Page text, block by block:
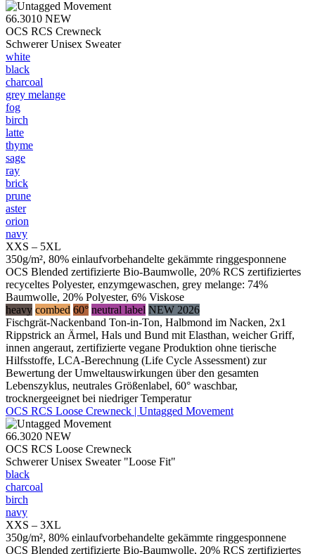
66.3010 NEW
OCS RCS Crewneck
Schwerer Unisex Sweater
white
black
charcoal
grey melange
fog
birch
latte
thyme
sage
ray
brick
prune
aster
orion
navy
XXS – 5XL
350g/m², 80% einlaufvorbehandelte gekämmte ringgesponnene
OCS Blended zertifizierte Bio-Baumwolle, 20% RCS zertifiziertes
recyceltes Polyester, enzymgewaschen, grey melange: 74%
Baumwolle, 20% Polyester, 6% Viskose
heavy combed 60° neutral label NEW 2026
Fischgrät-Nackenband Ton-in-Ton, Halbmond im Nacken, 2x1
Rippstrick an Ärmel, Hals und Bund mit Elasthan, weicher Griff,
innen angeraut, zertifizierte vegane Produktion ohne tierische
Hilfsstoffe, LCA-Berechnung (Life Cycle Assessment) zur
Bewertung der Umweltauswirkungen über den gesamten
Lebenszyklus, neutrales Größenlabel, 60° waschbar,
trocknergeeignet bei niedriger Temperatur
OCS RCS Loose Crewneck | Untagged Movement
66.3020 NEW
OCS RCS Loose Crewneck
Schwerer Unisex Sweater "Loose Fit"
black
charcoal
birch
navy
XXS – 3XL
350g/m², 80% einlaufvorbehandelte gekämmte ringgesponnene
OCS Blended zertifizierte Bio-Baumwolle, 20% RCS zertifiziertes